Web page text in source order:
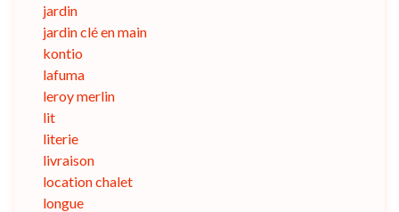
jardin
jardin clé en main
kontio
lafuma
leroy merlin
lit
literie
livraison
location chalet
longue